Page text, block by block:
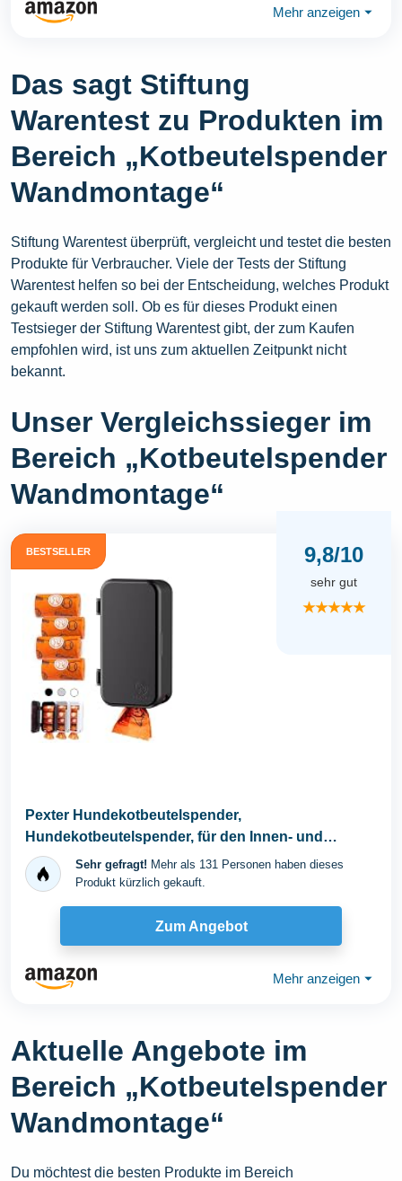
Mehr anzeigen ⏷
Das sagt Stiftung
Warentest zu Produkten im
Bereich „Kotbeutelspender
Wandmontage“
Stiftung Warentest überprüft, vergleicht und testet die besten
Produkte für Verbraucher. Viele der Tests der Stiftung
Warentest helfen so bei der Entscheidung, welches Produkt
gekauft werden soll. Ob es für dieses Produkt einen
Testsieger der Stiftung Warentest gibt, der zum Kaufen
empfohlen wird, ist uns zum aktuellen Zeitpunkt nicht
bekannt.
Unser Vergleichssieger im
Bereich „Kotbeutelspender
Wandmontage“
BESTSELLER 9,8/10
sehr gut
★★★★★
Pexter Hundekotbeutelspender,
Hundekotbeutelspender, für den Innen- und
Außenbereich, zum...
Sehr gefragt! Mehr als 131 Personen haben dieses
Produkt kürzlich gekauft.
Zum Angebot
Mehr anzeigen ⏷
Aktuelle Angebote im
Bereich „Kotbeutelspender
Wandmontage“
Du möchtest die besten Produkte im Bereich